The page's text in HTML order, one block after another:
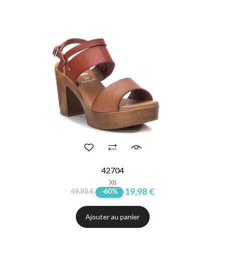
42704
Xti
49,95 € -60% 19,98 €
Ajouter au panier